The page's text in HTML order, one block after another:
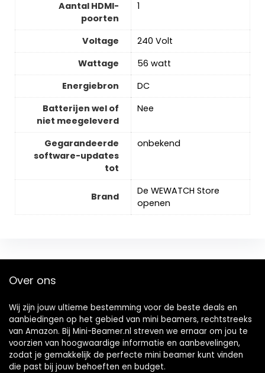
Aantal HDMI-
poorten
‎1
Voltage
‎240 Volt
Wattage
‎56 watt
Energiebron
‎DC
Batterijen wel of
niet meegeleverd
‎Nee
Gegarandeerde
software-updates
tot
‎onbekend
Brand
De WEWATCH Store
openen
Over ons
Wij zijn jouw ultieme bestemming voor de beste deals en
aanbiedingen op het gebied van mini beamers, rechtstreeks
van Amazon. Bij Mini-Beamer.nl streven we ernaar om jou te
voorzien van hoogwaardige informatie en aanbevelingen,
zodat je gemakkelijk de perfecte mini beamer kunt vinden
die past bij jouw behoeften en budget.